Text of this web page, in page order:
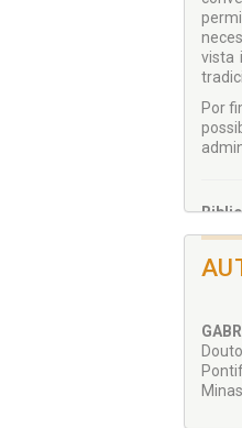
vista
Por
O
em
forte